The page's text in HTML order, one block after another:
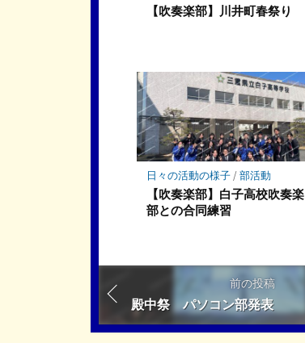
【吹奏楽部】川井町春祭り
日々の活動の様子/部活動
【吹奏楽部】白子高校吹奏楽
部との合同練習
前の投稿
殿中祭 パソコン部発表